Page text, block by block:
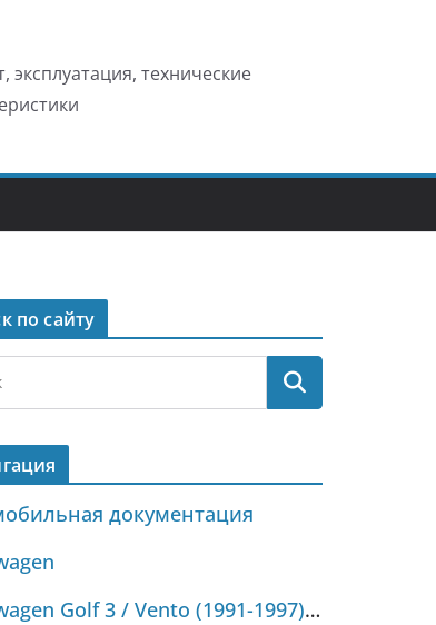
эксплуатация, технические
по сайту
документация
Volkswagen Golf 3 / Vento (1991-1997) Руководство по ремонту и техническому обслуживанию